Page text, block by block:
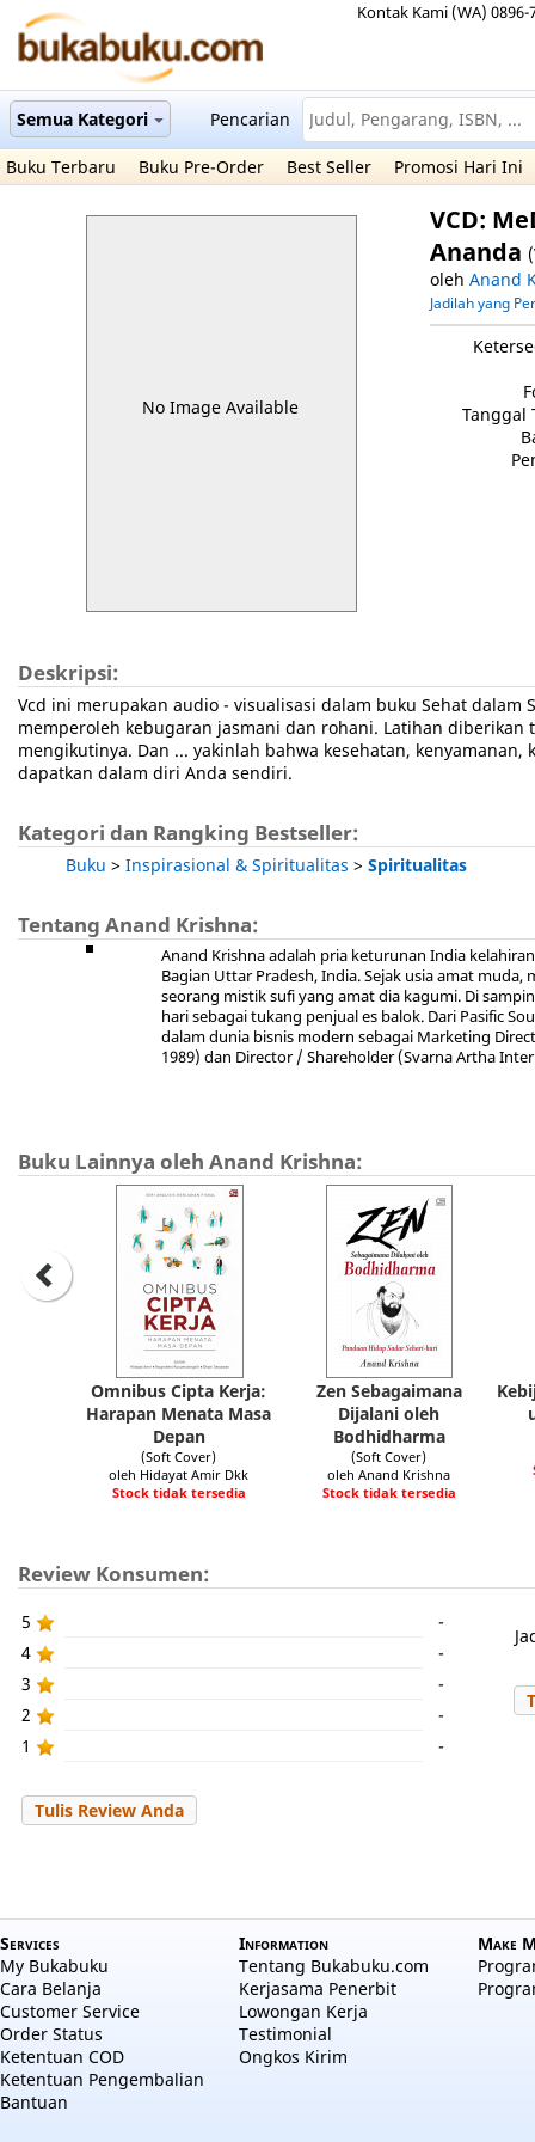
Kontak Kami (WA) 0896-
Semua Kategori Pencarian
Buku Terbaru Buku Pre-Order Best Seller Promosi Hari Ini
No Image Available
VCD:
Ananda
oleh Anand
Jadilah yang
Tanggal
Deskripsi:
Vcd ini merupakan audio - visualisasi dalam buku Sehat
memperoleh kebugaran jasmani dan rohani. Latihan
mengikutinya. Dan ... yakinlah bahwa kesehatan,
dapatkan dalam diri Anda sendiri.
Kategori dan Rangking Bestseller:
Buku > Inspirasional & Spiritualitas > Spiritualitas
Tentang Anand Krishna:
Anand Krishna adalah pria keturunan India
Bagian Uttar Pradesh, India. Sejak usia amat
seorang mistik sufi yang amat dia kagumi. Di
hari sebagai tukang penjual es balok. Dari Pasific
dalam dunia bisnis modern sebagai Marketing
1989) dan Director / Shareholder (Svarna Artha
Buku Lainnya oleh Anand Krishna:
Omnibus Cipta Kerja:
Harapan Menata Masa
Depan
(Soft Cover)
oleh Hidayat Amir Dkk
Stock tidak tersedia
Zen Sebagaimana
Dijalani oleh
Bodhidharma
(Soft Cover)
oleh Anand Krishna
Stock tidak tersedia
Review Konsumen:
5
-
4
-
3
-
2
-
1
-
Tulis Review Anda
Services
My Bukabuku
Cara Belanja
Customer Service
Order Status
Ketentuan COD
Ketentuan Pengembalian
Bantuan
Information
Tentang Bukabuku.com
Kerjasama Penerbit
Lowongan Kerja
Testimonial
Ongkos Kirim
Make